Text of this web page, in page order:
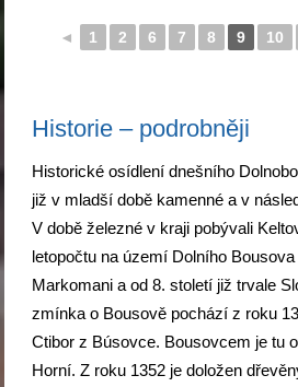
◄ 1 2 6 7 8 9 10
Historie – podrobněji
Historické osídlení dnešního
již v mladší době kamenné a v
V době železné v kraji pobývali
letopočtu na území Dolního
Markomani a od 8. století již trvale
zmínka o Bousově pochází z roku
Ctibor z Búsovce. Bousovcem je tu
Horní. Z roku 1352 je doložen